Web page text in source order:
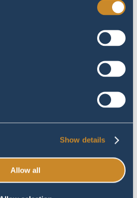
Show details
Allow all